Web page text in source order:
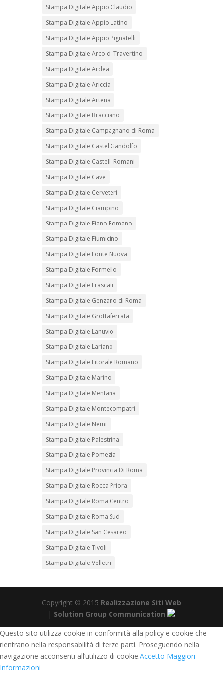
Stampa Digitale Appio Claudio
Stampa Digitale Appio Latino
Stampa Digitale Appio Pignatelli
Stampa Digitale Arco di Travertino
Stampa Digitale Ardea
Stampa Digitale Ariccia
Stampa Digitale Artena
Stampa Digitale Bracciano
Stampa Digitale Campagnano di Roma
Stampa Digitale Castel Gandolfo
Stampa Digitale Castelli Romani
Stampa Digitale Cave
Stampa Digitale Cerveteri
Stampa Digitale Ciampino
Stampa Digitale Fiano Romano
Stampa Digitale Fiumicino
Stampa Digitale Fonte Nuova
Stampa Digitale Formello
Stampa Digitale Frascati
Stampa Digitale Genzano di Roma
Stampa Digitale Grottaferrata
Stampa Digitale Lanuvio
Stampa Digitale Lariano
Stampa Digitale Litorale Romano
Stampa Digitale Marino
Stampa Digitale Mentana
Stampa Digitale Montecompatri
Stampa Digitale Nemi
Stampa Digitale Palestrina
Stampa Digitale Pomezia
Stampa Digitale Provincia Di Roma
Stampa Digitale Rocca Priora
Stampa Digitale Roma Centro
Stampa Digitale Roma Sud
Stampa Digitale San Cesareo
Stampa Digitale Tivoli
Stampa Digitale Velletri
Copyright © 2015 Realizzazione Siti Web
| Solution Group Communication
Questo sito utilizza cookie in conformità alla policy e cookie che
rientrano nella responsabilità di terze parti. Proseguendo nella
navigazione acconsenti all’utilizzo di cookie.Accetto Maggiori
Informazioni